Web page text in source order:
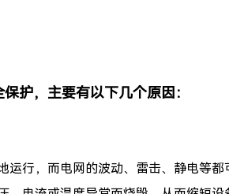
护，主要有以下几个原因：
运行，而电网的波动、雷击、静电等